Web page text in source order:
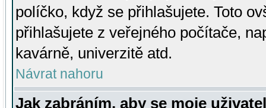
políčko, když se přihlašujete. Toto
přihlašujete z veřejného počítače,
kavárně, univerzitě atd.
Návrat nahoru
Jak zabráním, aby se moje